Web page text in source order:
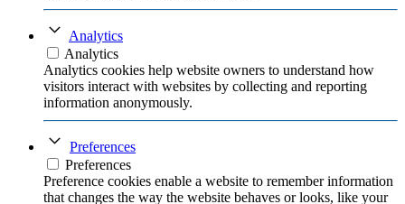
Analytics
Analytics
Analytics cookies help website owners to understand how
visitors interact with websites by collecting and reporting
information anonymously.
Preferences
Preferences
Preference cookies enable a website to remember information
that changes the way the website behaves or looks, like your